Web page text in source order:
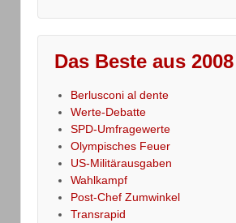
Das Beste aus 2008
Berlusconi al dente
Werte-Debatte
SPD-Umfragewerte
Olympisches Feuer
US-Militärausgaben
Wahlkampf
Post-Chef Zumwinkel
Transrapid